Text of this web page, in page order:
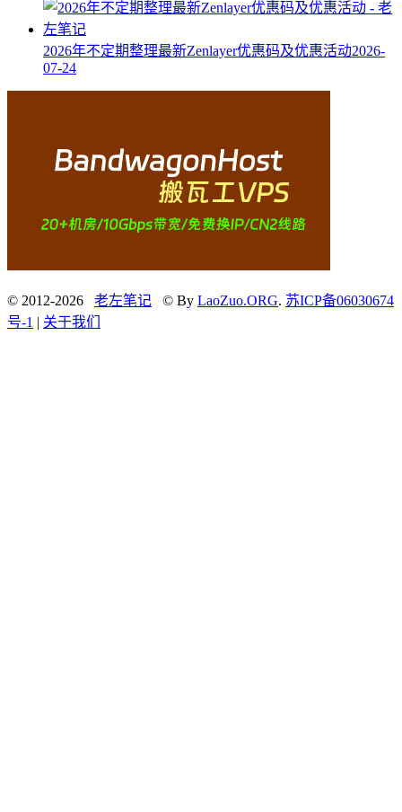
2026年不定期整理最新Zenlayer优惠码及优惠活动2026-
07-24
© 2012-2026 老左笔记 © By LaoZuo.ORG. 苏ICP备06030674
号-1 | 关于我们